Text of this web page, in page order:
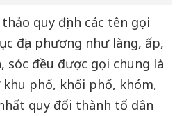
quy định các tên gọi
địa phương như làng, ấp,
sóc đều được gọi chung là
phố, khối phố, khóm,
quy đổi thành tổ dân